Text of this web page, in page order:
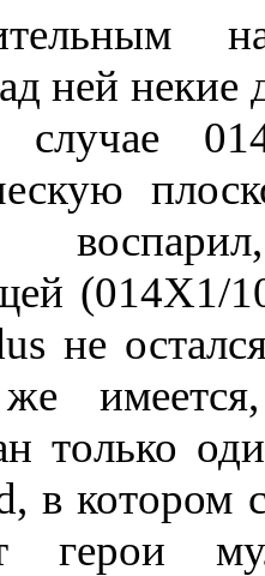
ней некие
случае
(014X1/
не
только
в котором
герои